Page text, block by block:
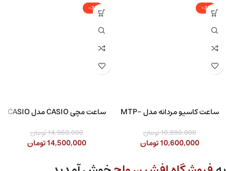
-3%
ساعت کاسیو مردانه مدل MTP-
10,890,000تومان
10,600,000تومان
-3%
ساعت مچی CASIO مدل CASIO
14,960,000تومان
14,500,000تومان